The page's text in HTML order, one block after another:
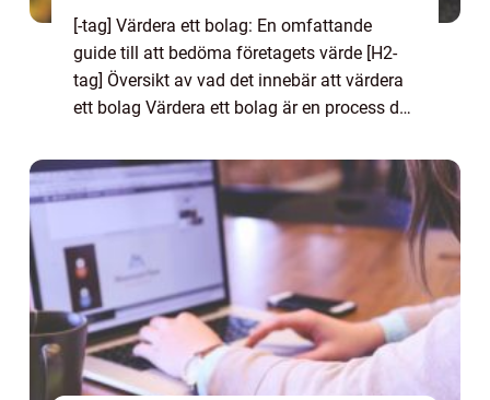
[-tag] Värdera ett bolag: En omfattande
guide till att bedöma företagets värde [H2-
tag] Översikt av vad det innebär att värdera
ett bolag Värdera ett bolag är en process där
värdetillväxtpotentialen hos ett företag.
Detta är ...